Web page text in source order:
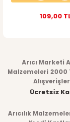
109,00
Arıcı Marketi
Malzemeleri 2000
Ücretsiz
Arıcılık